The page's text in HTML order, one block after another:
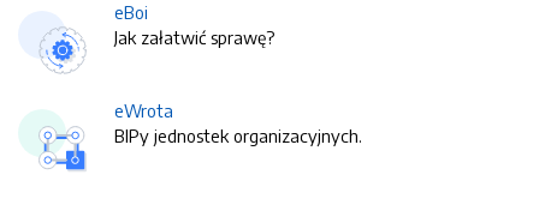
eBoi
Jak załatwić sprawę?
eWrota
BIPy jednostek organizacyjnych.